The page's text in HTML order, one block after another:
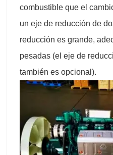
combustible que el
un eje de reducción de
reducción es grande,
pesadas (el eje de
también es opcional).